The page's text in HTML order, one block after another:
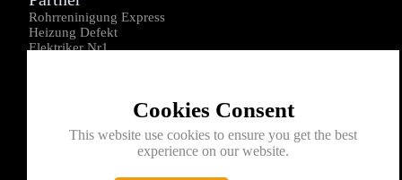
Cookies Consent
This website use cookies to ensure you get the best
experience on our website.
Rohrreninigung Express
Heizung Defekt
Elektriker Nr1
Kontakt